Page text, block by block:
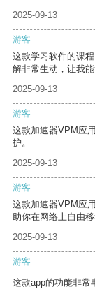
2025-09-13
游客
这款学习软件的课
解非常生动，让我
2025-09-13
游客
这款加速器VPM应
护。
2025-09-13
游客
这款加速器VPM应
助你在网络上自由移
2025-09-13
游客
这款app的功能非常